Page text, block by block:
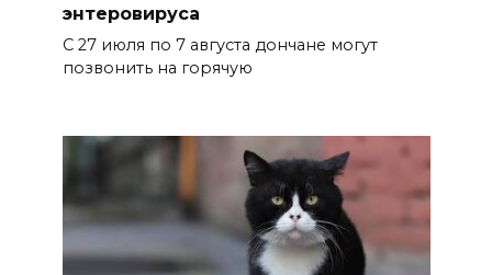
энтеровируса
С 27 июля по 7 августа дончане могут
позвонить на горячую